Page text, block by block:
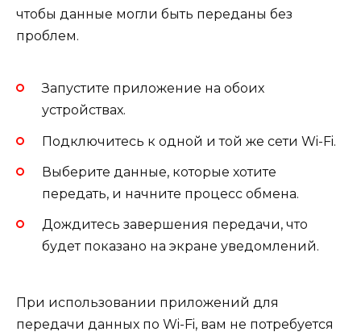
чтобы данные могли быть переданы без
проблем.
Запустите приложение на обоих
устройствах.
Подключитесь к одной и той же сети Wi-Fi.
Выберите данные, которые хотите
передать, и начните процесс обмена.
Дождитесь завершения передачи, что
будет показано на экране уведомлений.
При использовании приложений для
передачи данных по Wi-Fi, вам не потребуется